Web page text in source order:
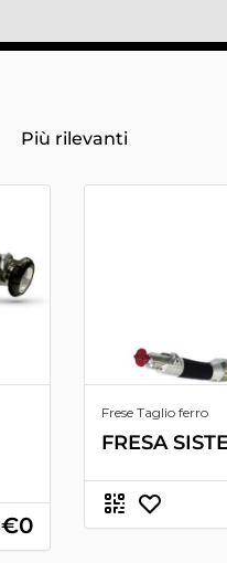
€0
Frese Taglio ferro
FRESA